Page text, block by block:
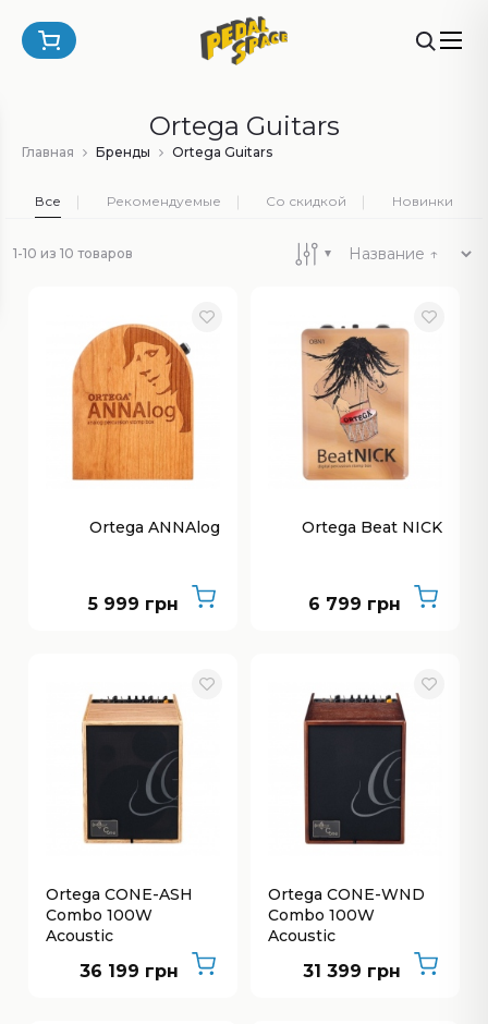
Ortega Guitars
Главная Бренды Ortega Guitars
Все Рекомендуемые Со скидкой Новинки
1-10 из 10 товаров
Ortega ANNAlog
5 999 грн
Ortega Beat NICK
6 799 грн
Ortega CONE-ASH
Combo 100W
Acoustic
36 199 грн
Ortega CONE-WND
Combo 100W
Acoustic
31 399 грн